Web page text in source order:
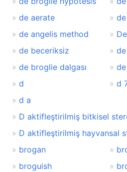
de aerate
de angelis method
de beceriksiz
de broglie dalgası
d
d
d a
D aktifleştirilmiş bitkisel
D aktifleştirilmiş hayvansal
brogan
broguish